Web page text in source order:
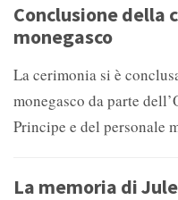
Conclusione della
monegasco
La cerimonia si è
monegasco da parte
Principe e del personale
La memoria di